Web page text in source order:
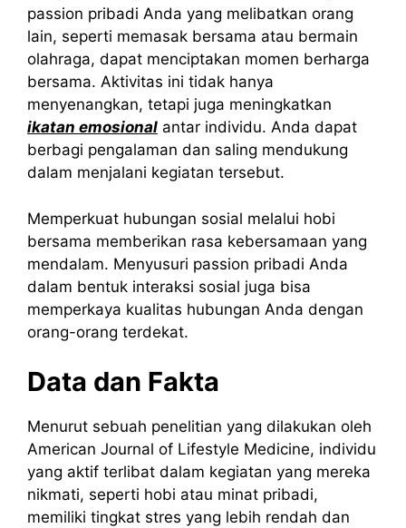
passion pribadi Anda yang melibatkan orang
lain, seperti memasak bersama atau bermain
olahraga, dapat menciptakan momen berharga
bersama. Aktivitas ini tidak hanya
menyenangkan, tetapi juga meningkatkan
ikatan emosional antar individu. Anda dapat
berbagi pengalaman dan saling mendukung
dalam menjalani kegiatan tersebut.
Memperkuat hubungan sosial melalui hobi
bersama memberikan rasa kebersamaan yang
mendalam. Menyusuri passion pribadi Anda
dalam bentuk interaksi sosial juga bisa
memperkaya kualitas hubungan Anda dengan
orang-orang terdekat.
Data dan Fakta
Menurut sebuah penelitian yang dilakukan oleh
American Journal of Lifestyle Medicine, individu
yang aktif terlibat dalam kegiatan yang mereka
nikmati, seperti hobi atau minat pribadi,
memiliki tingkat stres yang lebih rendah dan